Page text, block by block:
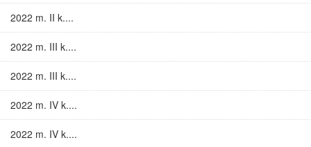
2022 m. II k....
2022 m. III k....
2022 m. III k....
2022 m. IV k....
2022 m. IV k....